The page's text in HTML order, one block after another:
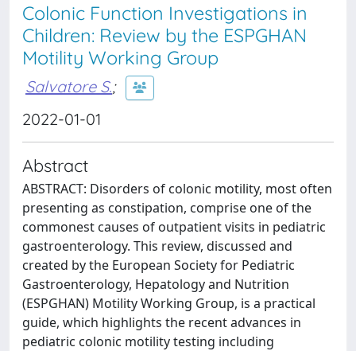
Colonic Function Investigations in
Children: Review by the ESPGHAN
Motility Working Group
Salvatore S.;
2022-01-01
Abstract
ABSTRACT: Disorders of colonic motility, most often
presenting as constipation, comprise one of the
commonest causes of outpatient visits in pediatric
gastroenterology. This review, discussed and
created by the European Society for Pediatric
Gastroenterology, Hepatology and Nutrition
(ESPGHAN) Motility Working Group, is a practical
guide, which highlights the recent advances in
pediatric colonic motility testing including